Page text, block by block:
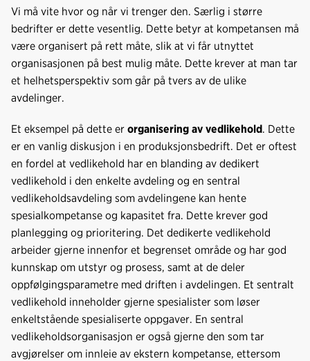
e
b
o
k
k
e
d
s
Vi må vite hvor og når vi trenger den. Særlig i større
bedrifter er dette vesentlig. Dette betyr at kompetansen må
være organisert på rett måte, slik at vi får utnyttet
organisasjonen på best mulig måte. Dette krever at man tar
et helhetsperspektiv som går på tvers av de ulike
avdelinger.
Et eksempel på dette er organisering av vedlikehold. Dette
er en vanlig diskusjon i en produksjonsbedrift. Det er oftest
en fordel at vedlikehold har en blanding av dedikert
vedlikehold i den enkelte avdeling og en sentral
vedlikeholdsavdeling som avdelingene kan hente
spesialkompetanse og kapasitet fra. Dette krever god
planlegging og prioritering. Det dedikerte vedlikehold
arbeider gjerne innenfor et begrenset område og har god
kunnskap om utstyr og prosess, samt at de deler
oppfølgingsparametre med driften i avdelingen. Et sentralt
vedlikehold inneholder gjerne spesialister som løser
enkeltstående spesialiserte oppgaver. En sentral
vedlikeholdsorganisasjon er også gjerne den som tar
avgjørelser om innleie av ekstern kompetanse, ettersom